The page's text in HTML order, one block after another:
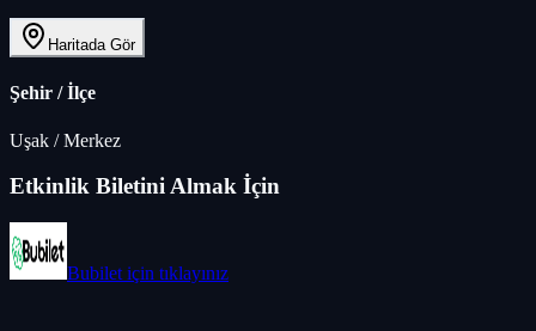
Haritada Gör
Şehir / İlçe
Uşak /Merkez
Etkinlik Biletini Almak İçin
Bubilet için tıklayınız